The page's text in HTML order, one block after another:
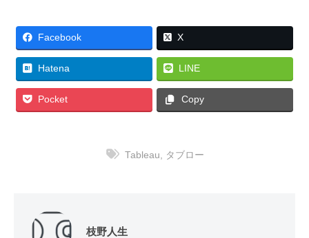
Facebook X
Hatena LINE
Pocket Copy
Tableau タブロー
枝野人生